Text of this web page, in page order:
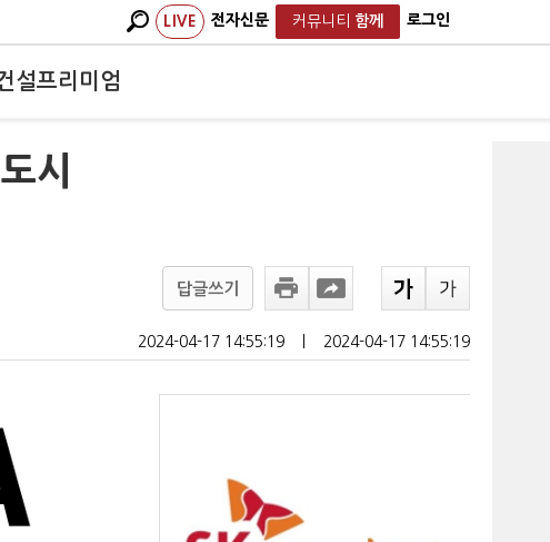
LIVE 전자신문 커뮤니티 함께 로그인
설프리미엄
시
답글쓰기
2024-04-17 14:55:19 2024-04-17 14:55:19